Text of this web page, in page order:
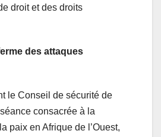
droit et des droits
des attaques
le Conseil de sécurité de
séance consacrée à la
paix en Afrique de l’Ouest,